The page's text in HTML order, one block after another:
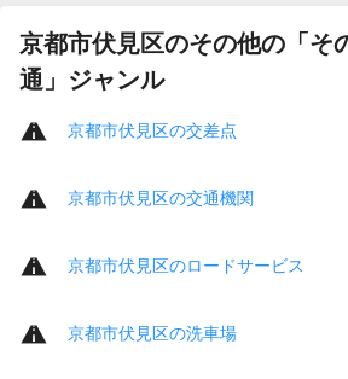
京都市伏見区のその他の「
通」ジャンル
京都市伏見区の交差点
京都市伏見区の交通機関
京都市伏見区のロードサービス
京都市伏見区の洗車場